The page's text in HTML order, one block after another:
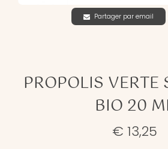
Partager par email
PROPOLIS VERTE
BIO 20
€ 13,25